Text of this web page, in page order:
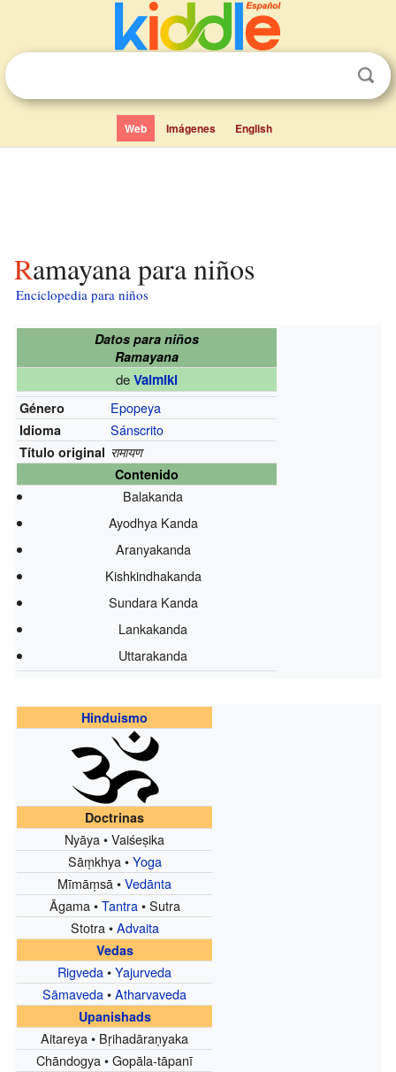
Web Imágenes English
Ramayana para niños
Enciclopedia para niños
Datos para niños
Ramayana
de Valmiki
Género Epopeya
Idioma Sánscrito
Título original रामायण
Contenido
Balakanda
Ayodhya Kanda
Aranyakanda
Kishkindhakanda
Sundara Kanda
Lankakanda
Uttarakanda
Hinduismo
Doctrinas
Nyāya • Vaiśeṣika
Sāṃkhya •Yoga
Mīmāṃsā •Vedānta
Āgama •Tantra• Sutra
Stotra •Advaita
Vedas
Rigveda•Yajurveda
Sāmaveda•Atharvaveda
Upanishads
Aitareya • Bṛihadāraṇyaka
Chāndogya • Gopāla-tāpanī